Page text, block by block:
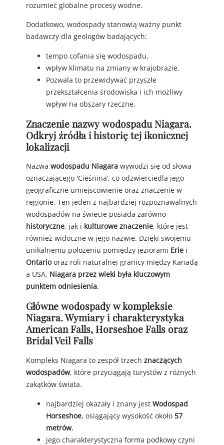
rozumieć globalne procesy wodne.
Dodatkowo, wodospady stanowią ważny punkt
badawczy dla geologów badających:
tempo cofania się wodospadu,
wpływ klimatu na zmiany w krajobrazie.
Pozwala to przewidywać przyszłe
przekształcenia środowiska i ich możliwy
wpływ na obszary rzeczne.
Znaczenie nazwy wodospadu Niagara.
Odkryj źródła i historię tej ikonicznej
lokalizacji
Nazwa wodospadu Niagara wywodzi się od słowa
oznaczającego 'Cieśnina’, co odzwierciedla jego
geograficzne umiejscowienie oraz znaczenie w
regionie. Ten jeden z najbardziej rozpoznawalnych
wodospadów na świecie posiada zarówno
historyczne, jak i kulturowe znaczenie, które jest
również widoczne w jego nazwie. Dzięki swojemu
unikalnemu położeniu pomiędzy jeziorami Erie i
Ontariooraz roli naturalnej granicy między Kanadą
a USA, Niagara przez wieki była kluczowym
punktem odniesienia.
Główne wodospady w kompleksie
Niagara. Wymiary i charakterystyka
American Falls, Horseshoe Falls oraz
Bridal Veil Falls
Kompleks Niagara to zespół trzech znaczących
wodospadów, które przyciągają turystów z różnych
zakątków świata.
najbardziej okazały i znany jest Wodospad
Horseshoe, osiągający wysokość około 57
metrów,
jego charakterystyczna forma podkowy czyni